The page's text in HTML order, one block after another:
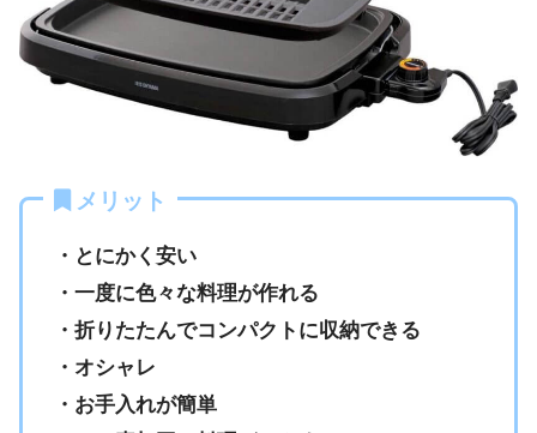
メリット
・とにかく安い
・一度に色々な料理が作れる
・折りたたんでコンパクトに収納できる
・オシャレ
・お手入れが簡単